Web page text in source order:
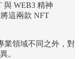
與 WEB3 精神
這兩款 NFT
業領域不同之外，對
。